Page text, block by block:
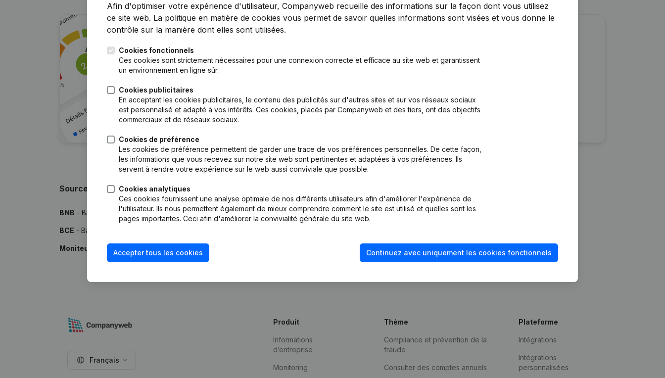
Vous recherchez plus d’informations sur cette entreprise ?
Essayer gratuitement Découvrir plus
Sources
BNB - Banque Nationale de Belgique
BCE - Banque-Carrefour des Entreprises
Moniteur - Publications par le Moniteur Belge
Afin d'optimiser votre expérience d'utilisateur, Companyweb recueille des informations sur la façon dont vous utilisez
ce site web. La politique en matière de cookies vous permet de savoir quelles informations sont visées et vous donne le
contrôle sur la manière dont elles sont utilisées.
Cookies fonctionnels
Ces cookies sont strictement nécessaires pour une connexion correcte et efficace au site web et garantissent
un environnement en ligne sûr.
Cookies publicitaires
En acceptant les cookies publicitaires, le contenu des publicités sur d'autres sites et sur vos réseaux sociaux
est personnalisé et adapté à vos intérêts. Ces cookies, placés par Companyweb et des tiers, ont des objectifs
commerciaux et de réseaux sociaux.
Cookies de préférence
Les cookies de préférence permettent de garder une trace de vos préférences personnelles. De cette façon,
les informations que vous recevez sur notre site web sont pertinentes et adaptées à vos préférences. Ils
servent à rendre votre expérience sur le web aussi conviviale que possible.
Cookies analytiques
Ces cookies fournissent une analyse optimale de nos différents utilisateurs afin d'améliorer l'expérience de
l'utilisateur. Ils nous permettent également de mieux comprendre comment le site est utilisé et quelles sont les
pages importantes. Ceci afin d'améliorer la convivialité générale du site web.
Accepter tous les cookies Continuez avec uniquement les cookies fonctionnels
Français
Produit
Informations
d’entreprise
Monitoring
Thème
Compliance et prévention de la
fraude
Consulter des comptes annuels
Plateforme
Intégrations
Intégrations
personnalisées